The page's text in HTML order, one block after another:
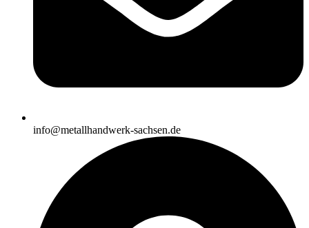
info@metallhandwerk-sachsen.de